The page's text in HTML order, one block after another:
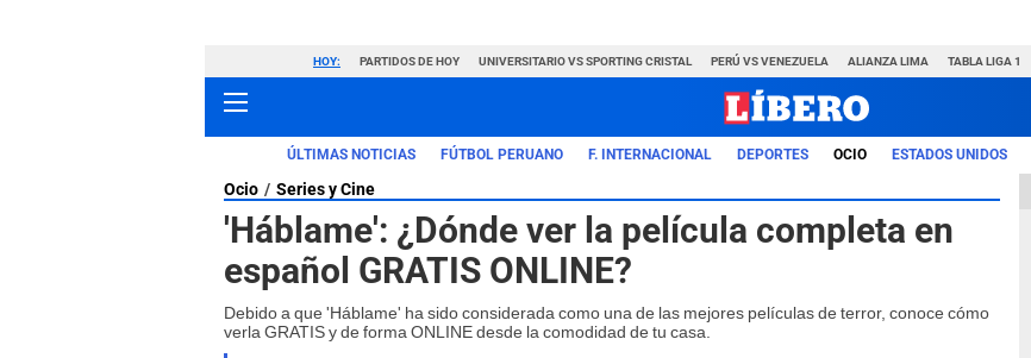
HOY: PARTIDOS DE HOY UNIVERSITARIO VS SPORTING CRISTAL PERÚ VS VENEZUELA ALIANZA LIMA TABLA LIGA 1
ÚLTIMAS NOTICIAS FÚTBOL PERUANO F. INTERNACIONAL DEPORTES OCIO ESTADOS UNIDOS
Ocio Series y Cine
'Háblame': ¿Dónde ver la película completa en
español GRATIS ONLINE?
Debido a que 'Háblame' ha sido considerada como una de las mejores películas de terror, conoce cómo
verla GRATIS y de forma ONLINE desde la comodidad de tu casa.